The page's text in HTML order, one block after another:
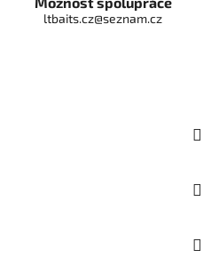
ltbaits.cz@seznam.cz